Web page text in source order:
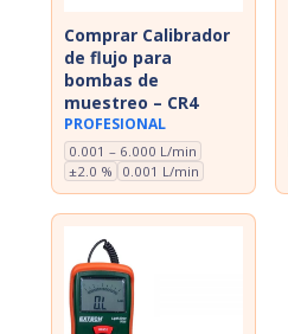
Comprar Calibrador
de flujo para
bombas de
muestreo – CR4
PROFESIONAL
0.001 – 6.000 L/min
±2.0 %
0.001 L/min